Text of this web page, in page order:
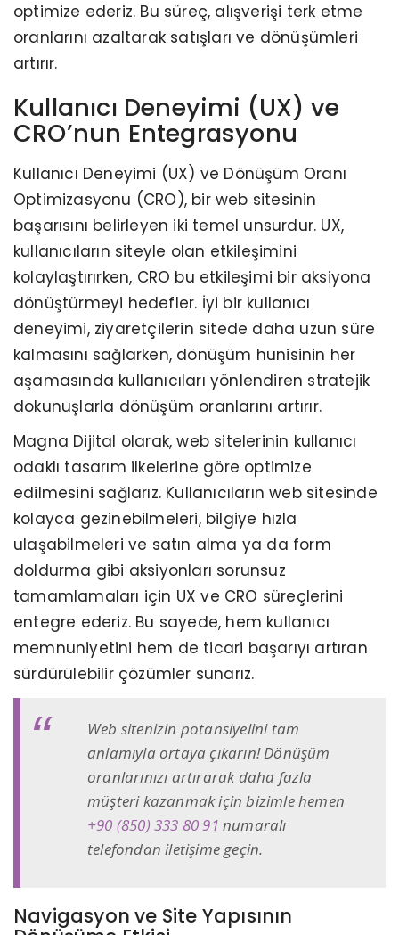
optimize ederiz. Bu süreç, alışverişi terk etme
oranlarını azaltarak satışları ve dönüşümleri
artırır.
Kullanıcı Deneyimi (UX) ve
CRO’nun Entegrasyonu
Kullanıcı Deneyimi (UX) ve Dönüşüm Oranı
Optimizasyonu (CRO), bir web sitesinin
başarısını belirleyen iki temel unsurdur. UX,
kullanıcıların siteyle olan etkileşimini
kolaylaştırırken, CRO bu etkileşimi bir aksiyona
dönüştürmeyi hedefler. İyi bir kullanıcı
deneyimi, ziyaretçilerin sitede daha uzun süre
kalmasını sağlarken, dönüşüm hunisinin her
aşamasında kullanıcıları yönlendiren stratejik
dokunuşlarla dönüşüm oranlarını artırır.
Magna Dijital olarak, web sitelerinin kullanıcı
odaklı tasarım ilkelerine göre optimize
edilmesini sağlarız. Kullanıcıların web sitesinde
kolayca gezinebilmeleri, bilgiye hızla
ulaşabilmeleri ve satın alma ya da form
doldurma gibi aksiyonları sorunsuz
tamamlamaları için UX ve CRO süreçlerini
entegre ederiz. Bu sayede, hem kullanıcı
memnuniyetini hem de ticari başarıyı artıran
sürdürülebilir çözümler sunarız.
Web sitenizin potansiyelini tam
anlamıyla ortaya çıkarın! Dönüşüm
oranlarınızı artırarak daha fazla
müşteri kazanmak için bizimle hemen
+90 (850) 333 80 91 numaralı
telefondan iletişime geçin.
Navigasyon ve Site Yapısının